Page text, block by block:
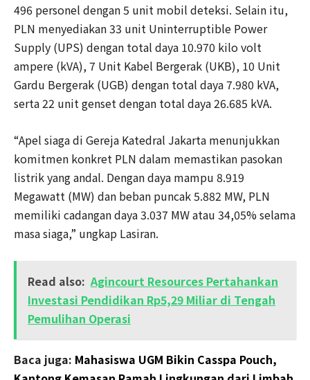
496 personel dengan 5 unit mobil deteksi. Selain itu,
PLN menyediakan 33 unit Uninterruptible Power
Supply (UPS) dengan total daya 10.970 kilo volt
ampere (kVA), 7 Unit Kabel Bergerak (UKB), 10 Unit
Gardu Bergerak (UGB) dengan total daya 7.980 kVA,
serta 22 unit genset dengan total daya 26.685 kVA.
“Apel siaga di Gereja Katedral Jakarta menunjukkan
komitmen konkret PLN dalam memastikan pasokan
listrik yang andal. Dengan daya mampu 8.919
Megawatt (MW) dan beban puncak 5.882 MW, PLN
memiliki cadangan daya 3.037 MW atau 34,05% selama
masa siaga,” ungkap Lasiran.
Read also: Agincourt Resources Pertahankan
Investasi Pendidikan Rp5,29 Miliar di Tengah
Pemulihan Operasi
Baca juga: Mahasiswa UGM Bikin Casspa Pouch,